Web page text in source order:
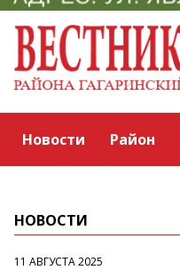
Новости Район
НОВОСТИ
11 АВГУСТА 2025